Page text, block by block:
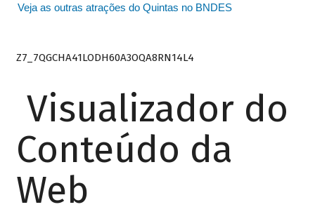
Veja as outras atrações do Quintas no BNDES
Z7_7QGCHA41LODH60A3OQA8RN14L4
Visualizador do
Conteúdo da
Web